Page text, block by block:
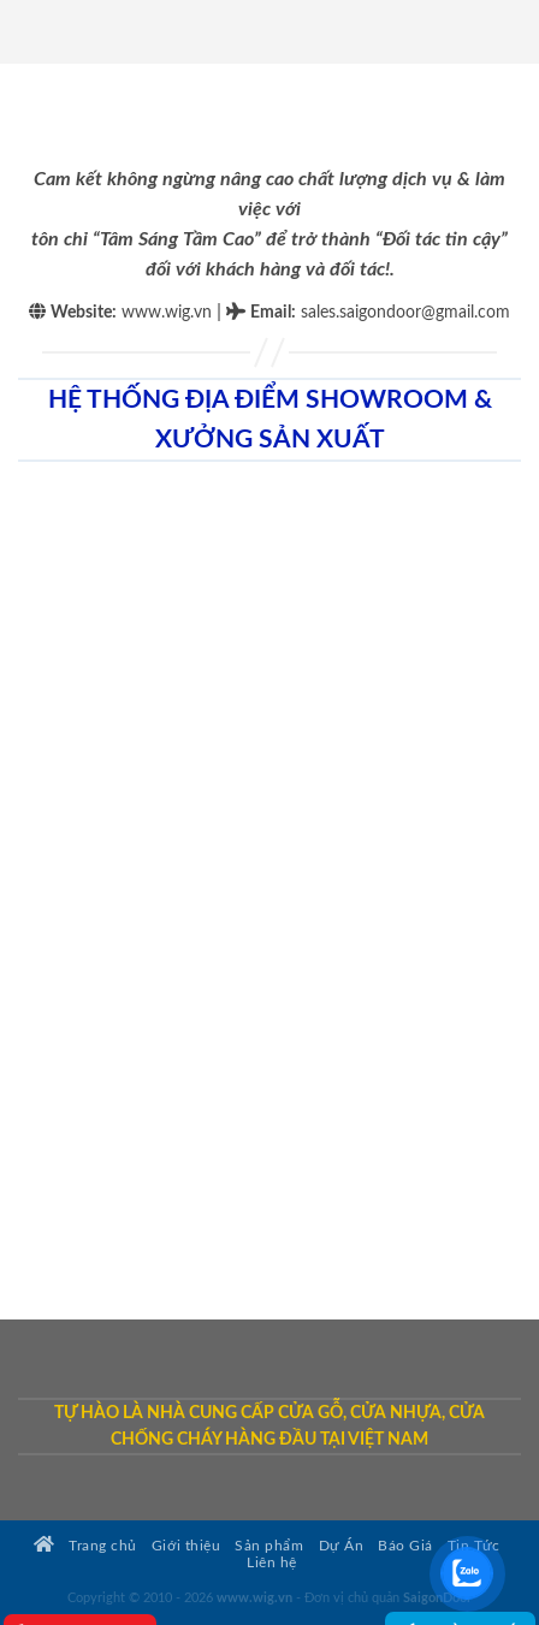
Cam kết không ngừng nâng cao chất lượng dịch vụ & làm
việc với
tôn chỉ “Tâm Sáng Tầm Cao” để trở thành “Đối tác tin cậy”
đối với khách hàng và đối tác!.
Website: www.wig.vn Email : sales.saigondoor@gmail.com
HỆ THỐNG ĐỊA ĐIỂM SHOWROOM &
XƯỞNG SẢN XUẤT
TỰ HÀO LÀ NHÀ CUNG CẤP CỬA GỖ, CỬA NHỰA, CỬA
CHỐNG CHÁY HÀNG ĐẦU TẠI VIỆT NAM
Trang chủ Giới thiệu Sản phẩm Dự Án Báo Giá
Tin Tức
Liên hệ
Copyright © 2010 - 2026 www.wig.vn - Đơn vị chủ quản SaigonDoor